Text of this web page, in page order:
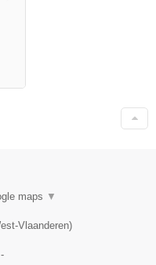
maps ▼
Vlaanderen)
-